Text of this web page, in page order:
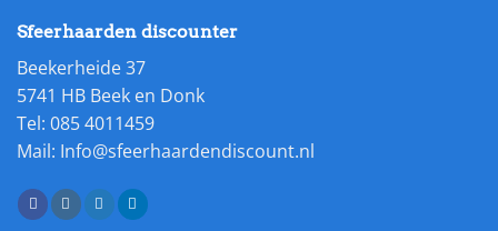
Sfeerhaarden discounter
Beekerheide 37
5741 HB Beek en Donk
Tel: 085 4011459
Mail: Info@sfeerhaardendiscount.nl